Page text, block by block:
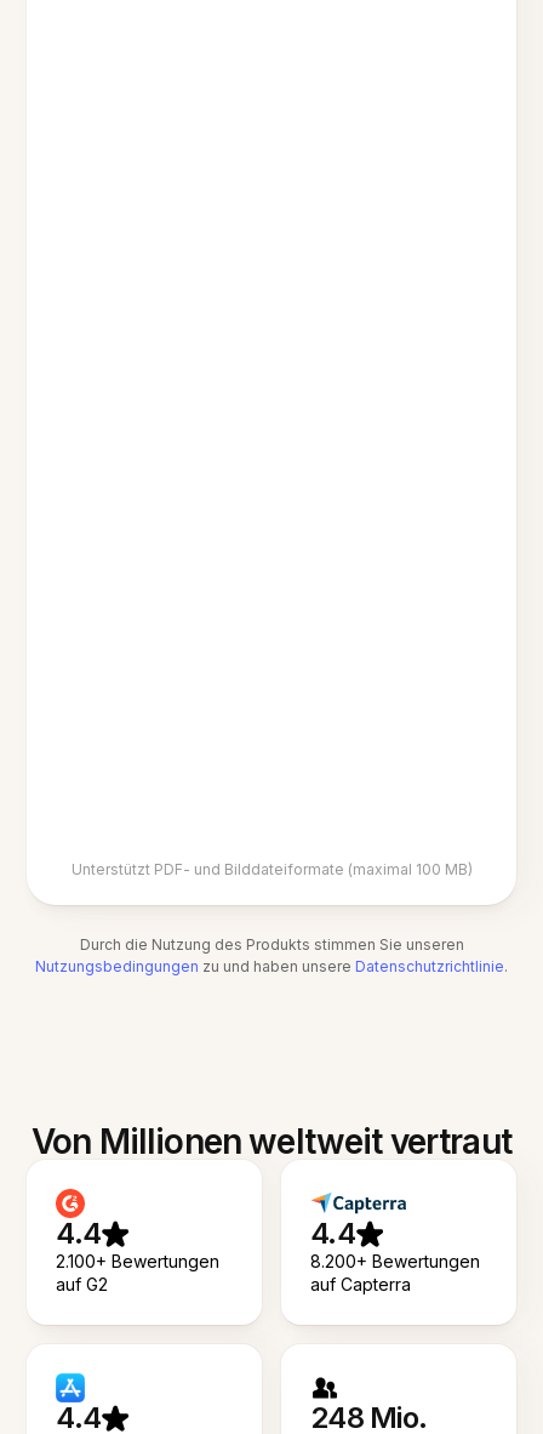
Unterstützt PDF- und Bilddateiformate (maximal 100 MB)
Durch die Nutzung des Produkts stimmen Sie unseren
Nutzungsbedingungen zu und haben unsere Datenschutzrichtlinie.
Von Millionen weltweit vertraut
4.4
2.100+ Bewertungen
auf G2
4.4
8.200+ Bewertungen
auf Capterra
4.4 248 Mio.